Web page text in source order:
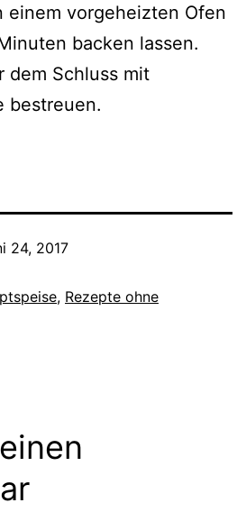
einem vorgeheizten Ofen
backen lassen.
dem Schluss mit
bestreuen.
24, 2017
, Rezepte ohne